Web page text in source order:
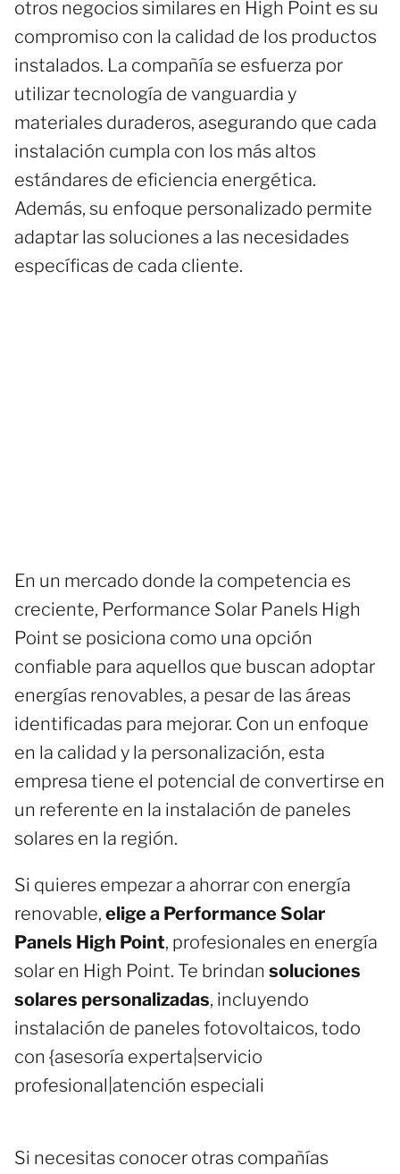
otros negocios similares en High Point es su
compromiso con la calidad de los productos
instalados. La compañía se esfuerza por
utilizar tecnología de vanguardia y
materiales duraderos, asegurando que cada
instalación cumpla con los más altos
estándares de eficiencia energética.
Además, su enfoque personalizado permite
adaptar las soluciones a las necesidades
específicas de cada cliente.
En un mercado donde la competencia es
creciente, Performance Solar Panels High
Point se posiciona como una opción
confiable para aquellos que buscan adoptar
energías renovables, a pesar de las áreas
identificadas para mejorar. Con un enfoque
en la calidad y la personalización, esta
empresa tiene el potencial de convertirse en
un referente en la instalación de paneles
solares en la región.
Si quieres empezar a ahorrar con energía
renovable, elige a Performance Solar
Panels High Point, profesionales en energía
solar en High Point. Te brindan soluciones
solares personalizadas, incluyendo
instalación de paneles fotovoltaicos, todo
con {asesoría experta|servicio
profesional|atención especiali
Si necesitas conocer otras compañías